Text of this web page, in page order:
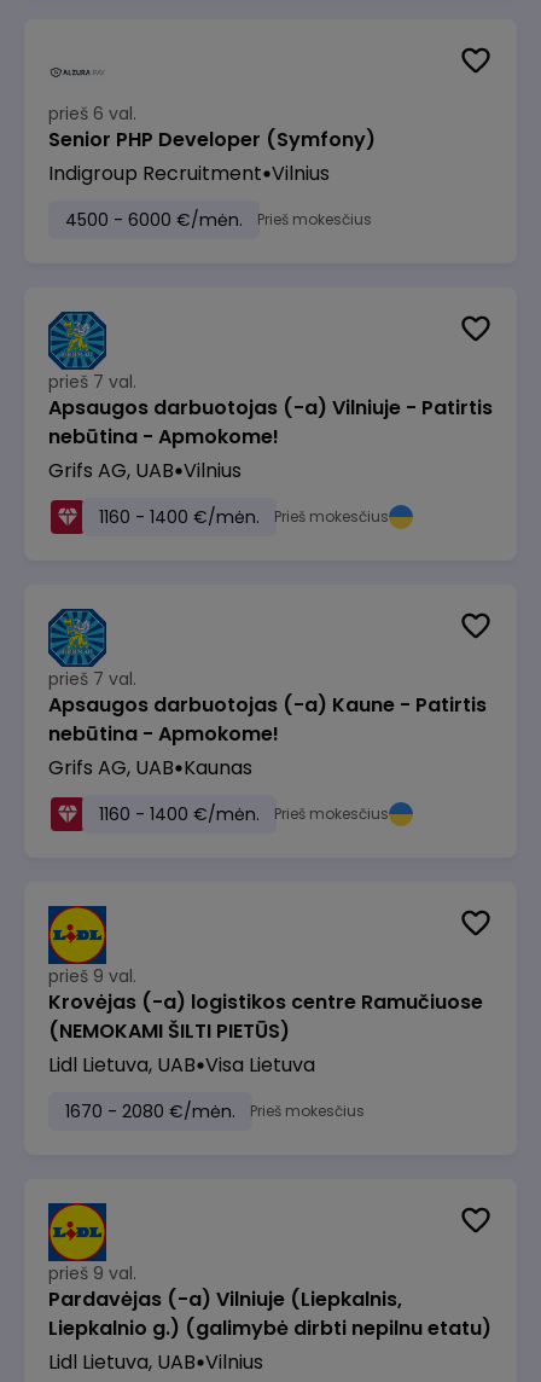
prieš 6 val.
Senior PHP Developer (Symfony)
Indigroup Recruitment Vilnius
4500 - 6000 €/mėn. Prieš mokesčius
prieš 7 val.
Apsaugos darbuotojas (-a) Vilniuje - Patirtis
nebūtina - Apmokome!
Grifs AG, UAB Vilnius
1160 - 1400 €/mėn. Prieš mokesčius
prieš 7 val.
Apsaugos darbuotojas (-a) Kaune - Patirtis
nebūtina - Apmokome!
Grifs AG, UAB Kaunas
1160 - 1400 €/mėn. Prieš mokesčius
prieš 9 val.
Krovėjas (-a) logistikos centre Ramučiuose
(NEMOKAMI ŠILTI PIETŪS)
Lidl Lietuva, UAB Visa Lietuva
1670 - 2080 €/mėn. Prieš mokesčius
prieš 9 val.
Pardavėjas (-a) Vilniuje (Liepkalnis,
Liepkalnio g.) (galimybė dirbti nepilnu etatu)
Lidl Lietuva, UAB Vilnius